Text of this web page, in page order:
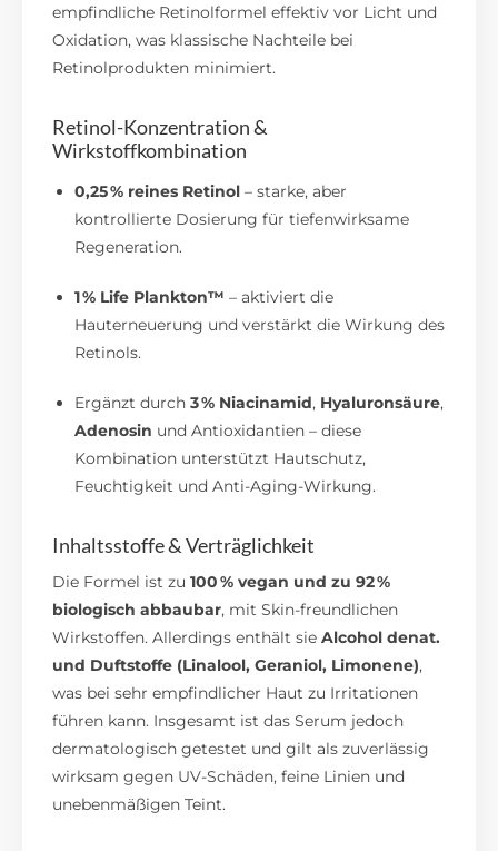
empfindliche Retinolformel effektiv vor Licht und
Oxidation, was klassische Nachteile bei
Retinolprodukten minimiert.
Retinol-Konzentration &
Wirkstoffkombination
0,25 % reines Retinol – starke, aber
kontrollierte Dosierung für tiefenwirksame
Regeneration.
1 % Life Plankton™ – aktiviert die
Hauterneuerung und verstärkt die Wirkung des
Retinols.
Ergänzt durch3 % Niacinamid, Hyaluronsäure,
Adenosin und Antioxidantien – diese
Kombination unterstützt Hautschutz,
Feuchtigkeit und Anti-Aging-Wirkung.
Inhaltsstoffe & Verträglichkeit
Die Formel ist zu100 % vegan und zu 92 %
biologisch abbaubar, mit Skin-freundlichen
Wirkstoffen. Allerdings enthält sieAlcohol denat.
und Duftstoffe (Linalool, Geraniol, Limonene),
was bei sehr empfindlicher Haut zu Irritationen
führen kann. Insgesamt ist das Serum jedoch
dermatologisch getestet und gilt als zuverlässig
wirksam gegen UV-Schäden, feine Linien und
unebenmäßigen Teint.